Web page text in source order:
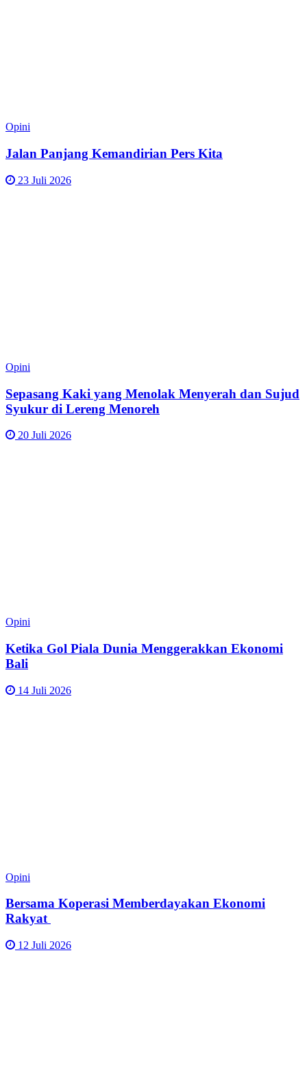
Opini
Jalan Panjang Kemandirian Pers Kita
23 Juli 2026
Opini
Sepasang Kaki yang Menolak Menyerah dan Sujud
Syukur di Lereng Menoreh
20 Juli 2026
Opini
Ketika Gol Piala Dunia Menggerakkan Ekonomi
Bali
14 Juli 2026
Opini
Bersama Koperasi Memberdayakan Ekonomi
Rakyat
12 Juli 2026